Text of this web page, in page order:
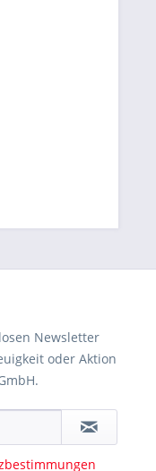
Newsletter
oder Aktion